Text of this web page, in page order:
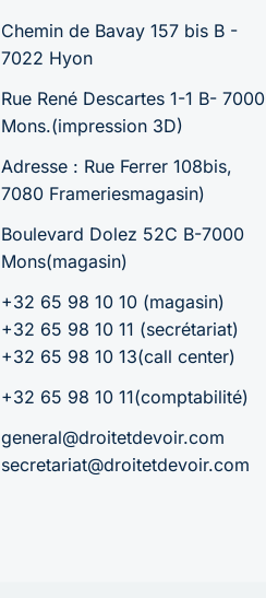
Chemin de Bavay 157 bis B -
7022 Hyon
Rue René Descartes 1-1 B- 7000
Mons.(impression 3D)
Adresse : Rue Ferrer 108bis,
7080 Frameriesmagasin)
Boulevard Dolez 52C B-7000
Mons(magasin)
+32 65 98 10 10 (magasin)
+32 65 98 10 11 (secrétariat)
+32 65 98 10 13(call center)
+32 65 98 10 11(comptabilité)
general@droitetdevoir.com
secretariat@droitetdevoir.com